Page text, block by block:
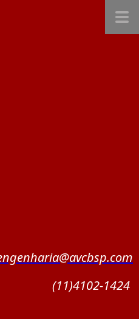
(11)4102-1424